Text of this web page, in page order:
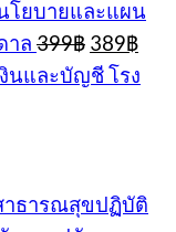
โยบายและแผน
าล 399฿ Original
price
was:
389฿
is:
นและบัญชี โรง
าธารณสุขปฏิบัติ